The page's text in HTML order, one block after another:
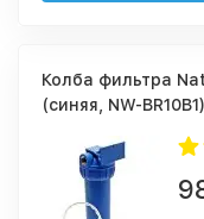
Колба фильтра
(синяя, NW-BR10B1)